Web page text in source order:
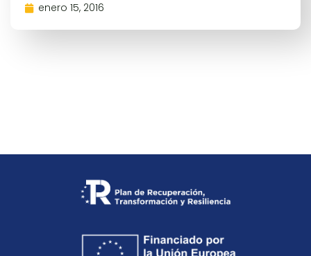
enero 15, 2016